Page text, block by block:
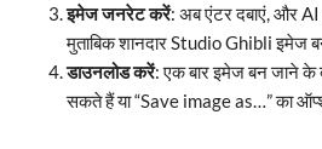
इमेज जनरेट करें: अब एंटर दबाएं, और AI
मुताबिक शानदार Studio Ghibli इमेज
डाउनलोड करें: एक बार इमेज बन जाने
सकते हैं या “Save image as…” का